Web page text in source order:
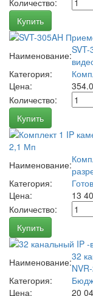
Количество:
Купить
Наименование:
Категория:
Цена:
Количество:
Купить
Наименование:
Категория:
Цена:
13
Количество:
Купить
Наименование:32
Категория:
Цена:
20